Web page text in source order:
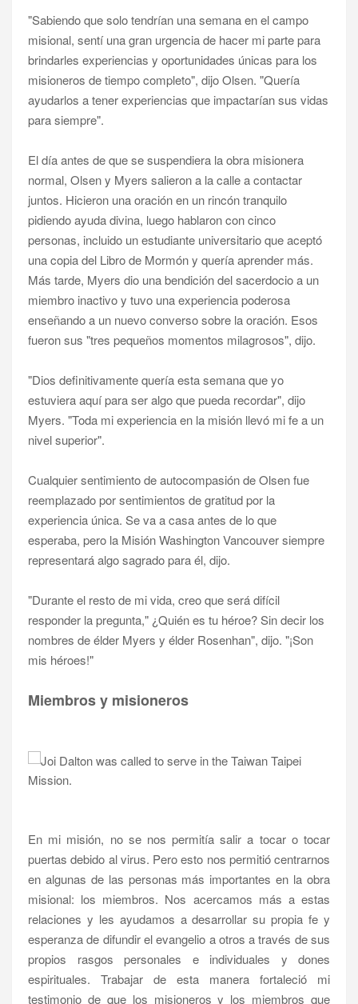
"Sabiendo que solo tendrían una semana en el campo
misional, sentí una gran urgencia de hacer mi parte para
brindarles experiencias y oportunidades únicas para los
misioneros de tiempo completo", dijo Olsen. "Quería
ayudarlos a tener experiencias que impactarían sus vidas
para siempre".
El día antes de que se suspendiera la obra misionera
normal, Olsen y Myers salieron a la calle a contactar
juntos. Hicieron una oración en un rincón tranquilo
pidiendo ayuda divina, luego hablaron con cinco
personas, incluido un estudiante universitario que aceptó
una copia del Libro de Mormón y quería aprender más.
Más tarde, Myers dio una bendición del sacerdocio a un
miembro inactivo y tuvo una experiencia poderosa
enseñando a un nuevo converso sobre la oración. Esos
fueron sus "tres pequeños momentos milagrosos", dijo.
"Dios definitivamente quería esta semana que yo
estuviera aquí para ser algo que pueda recordar", dijo
Myers. "Toda mi experiencia en la misión llevó mi fe a un
nivel superior".
Cualquier sentimiento de autocompasión de Olsen fue
reemplazado por sentimientos de gratitud por la
experiencia única. Se va a casa antes de lo que
esperaba, pero la Misión Washington Vancouver siempre
representará algo sagrado para él, dijo.
"Durante el resto de mi vida, creo que será difícil
responder la pregunta," ¿Quién es tu héroe? Sin decir los
nombres de élder Myers y élder Rosenhan", dijo. "¡Son
mis héroes!"
Miembros y misioneros
En mi misión, no se nos permitía salir a tocar o tocar
puertas debido al virus. Pero esto nos permitió centrarnos
en algunas de las personas más importantes en la obra
misional: los miembros. Nos acercamos más a estas
relaciones y les ayudamos a desarrollar su propia fe y
esperanza de difundir el evangelio a otros a través de sus
propios rasgos personales e individuales y dones
espirituales. Trabajar de esta manera fortaleció mi
testimonio de que los misioneros y los miembros que